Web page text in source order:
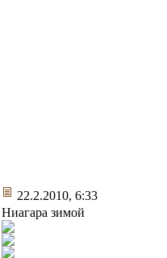
22.2.2010, 6:33
Ниагара зимой